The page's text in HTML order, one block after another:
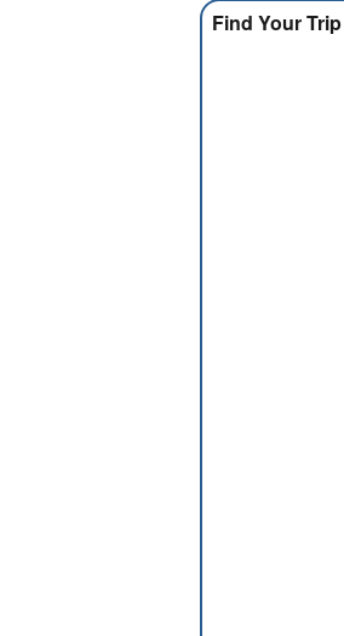
Find Your Trip